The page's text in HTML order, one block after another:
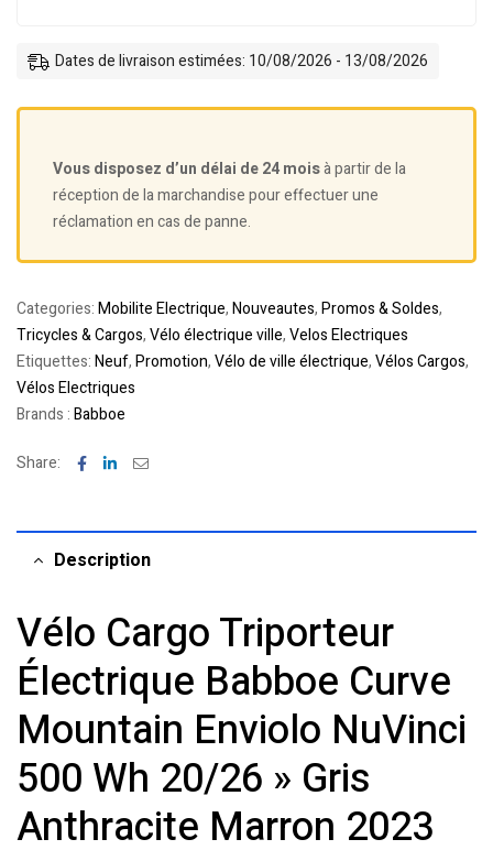
Dates de livraison estimées: 10/08/2026 - 13/08/2026
Vous disposez d’un délai de 24 moisà partir de la
réception de la marchandise pour effectuer une
réclamation en cas de panne.
Categories:Mobilite Electrique,Nouveautes,Promos & Soldes,
Tricycles & Cargos,Vélo électrique ville,Velos Electriques
Etiquettes:Neuf,Promotion,Vélo de ville électrique,Vélos Cargos,
Vélos Electriques
Brands :Babboe
Share: Facebook
LinkedinEmail
Description
Vélo Cargo Triporteur
Électrique Babboe Curve
Mountain Enviolo NuVinci
500 Wh 20/26 » Gris
Anthracite Marron 2023